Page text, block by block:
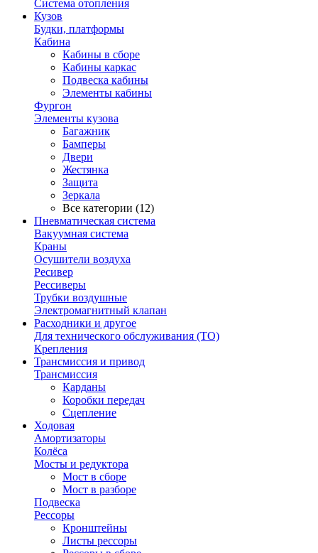
Система отопления
Кузов
Будки, платформы
Кабина
Кабины в сборе
Кабины каркас
Подвеска кабины
Элементы кабины
Фургон
Элементы кузова
Багажник
Бамперы
Двери
Жестянка
Защита
Зеркала
Все категории (12)
Пневматическая система
Вакуумная система
Краны
Осушители воздуха
Ресивер
Рессиверы
Трубки воздушные
Электромагнитный клапан
Расходники и другое
Для технического обслуживания (ТО)
Крепления
Трансмиссия и привод
Трансмиссия
Карданы
Коробки передач
Сцепление
Ходовая
Амортизаторы
Колёса
Мосты и редуктора
Мост в сборе
Мост в разборе
Подвеска
Рессоры
Кронштейны
Листы рессоры